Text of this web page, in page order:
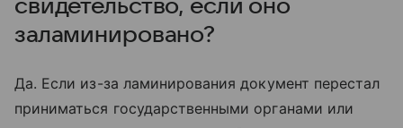
свидетельство, если оно
заламинировано?
Да. Если из-за ламинирования документ перестал
приниматься государственными органами или